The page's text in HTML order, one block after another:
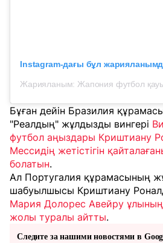
Instagram-дағы бұл
Бұған дейін Бразилия
"Реалдың" жұлдызды вингері
футбол аңыздары Криштиану
Мессидің жетістігін
болатын.
Ал Португалия құрамасының
шабуылшысы Криштиану
Мария Долорес Авейру
жолы туралы айтты.
Следите за нашими новостями в